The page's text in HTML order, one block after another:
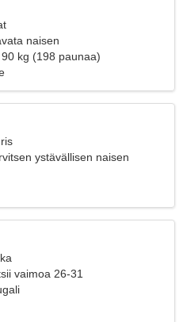
naisen
kg (198 paunaa)
ystävällisen naisen
vaimoa 26-31